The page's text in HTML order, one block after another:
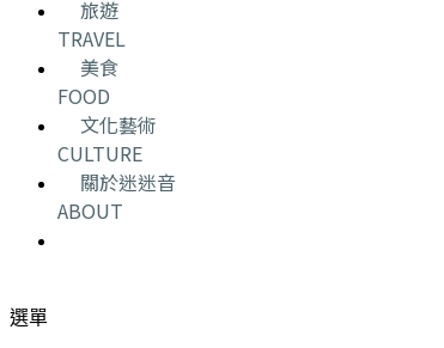
旅遊
TRAVEL
美食
FOOD
文化藝術
CULTURE
關於迷迷音
ABOUT
選單